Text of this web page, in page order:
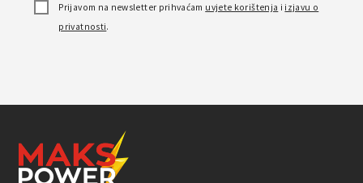
Prijavom na newsletter prihvaćam uvjete korištenja i izjavu o
privatnosti.